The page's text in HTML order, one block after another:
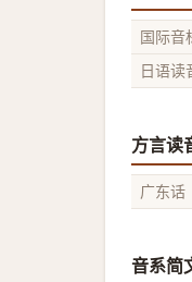
国际音
日语读
方言读
广东话
音系简